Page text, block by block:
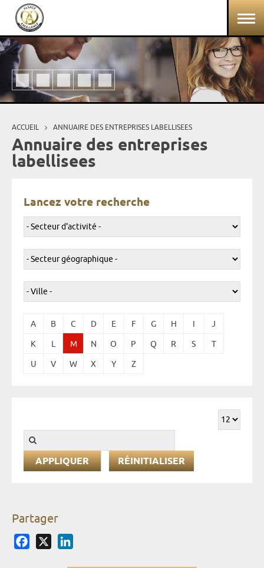
Aller au contenu principal
Vous êtes ici
ACCUEIL ANNUAIRE DES ENTREPRISES LABELLISEES
Annuaire des entreprises
labellisees
Lancez votre recherche
A B C D E F G H I J
K L M N O P Q R S T
U V W X Y Z
RÉINITIALISER
Partager
Facebook
Panneau de gestion des cookies